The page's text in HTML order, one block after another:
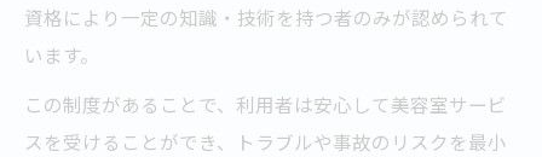
資格により一定の知識・技術を持つ者のみが認められて
います。
この制度があることで、利用者は安心して美容室サービ
スを受けることができ、トラブルや事故のリスクを最小